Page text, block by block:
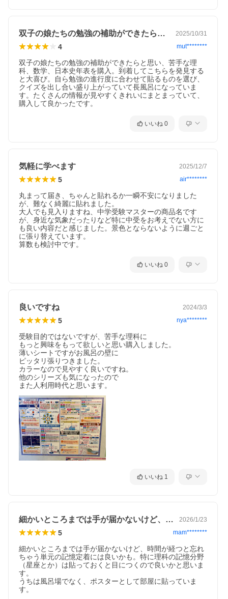
双子の娘たちの勉強の補助ができたらと思… 2025/10/31
4 mut********
双子の娘たちの勉強の補助ができたらと思い、苦手な理
科、数学、日本史年表を購入。到着してこちらを発見する
と大喜び。自ら勉強の進行度に合わせて貼るものを選び、
クイズを出し合い盛り上がっていて長風呂になっていま
す。たくさんの情報が見やすくきれいにまとまっていて、
購入して良かったです。
いいね 0
気軽に学べます 2025/12/7
5 air********
丸まって届き、ちゃんと貼れるか一瞬不安になりました
が、難なく綺麗に貼れました。
大人でも見入りますね、中学受験マスターの商品名です
が、身近な気象だったりなど特に中受をお考えでない方に
も良い内容だと感じました。景色とならないように週ごと
に張り替えています。
算数も検討中です。
いいね 0
良いですね 2024/3/3
5 nya********
受験目的ではないですが、苦手な理科に
もっと興味をもって欲しいと思い購入しました。
薄いシートですがお風呂の壁に
ピッタリ張りつきました。
カラーなので見やすく良いですね。
他のシリーズも気になったので
また人利用時代と思います。
いいね 1
細かいところまでは手が届かないけど、時… 2026/1/23
5 mam********
細かいところまでは手が届かないけど、時間が経つと忘れ
ちゃう単元の記憶定着には良いかも。特に理科の記憶分野
（星座とか）は貼っておくと目につくので良いかと思いま
す。
うちは風呂場でなく、ポスターとして部屋に貼っていま
す。